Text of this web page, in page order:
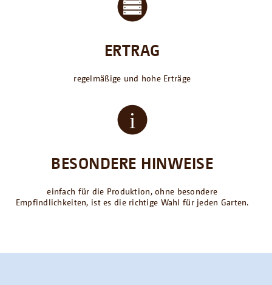
ERTRAG
regelmäßige und hohe Erträge
BESONDERE HINWEISE
einfach für die Produktion, ohne besondere
Empfindlichkeiten, ist es die richtige Wahl für jeden Garten.